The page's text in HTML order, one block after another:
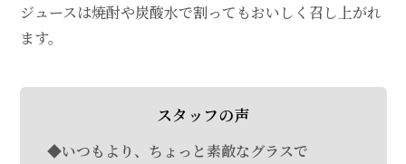
ジュースは焼酎や炭酸水で割ってもおいしく召し上がれ
ます。
スタッフの声
◆いつもより、ちょっと素敵なグラスで